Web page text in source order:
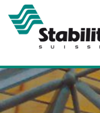
Aller au contenu principal